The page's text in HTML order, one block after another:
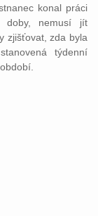
konal práci
doby, nemusí jít
zjišťovat, zda byla
týdenní